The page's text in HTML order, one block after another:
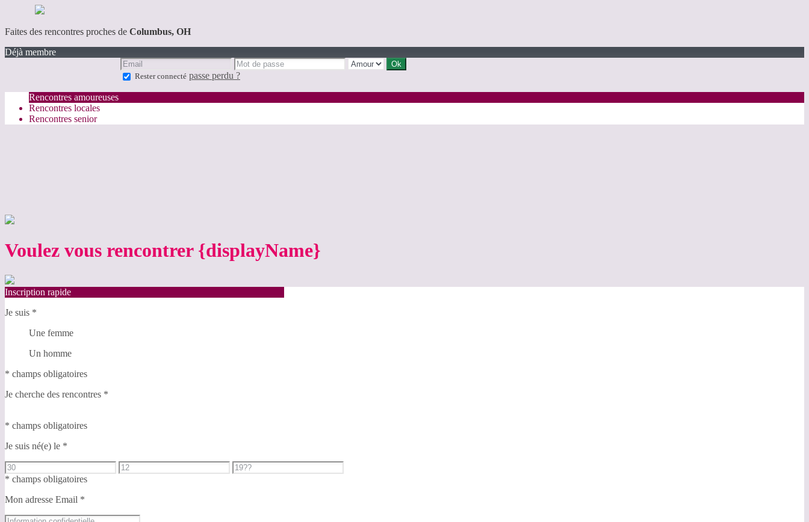
Faites des rencontres proches de Columbus, OH
Déjà membre
Rester connecté passe perdu ?
Rencontres amoureuses
Rencontres locales
Rencontres senior
Voulez vous rencontrer {displayName}
Inscription rapide
Je suis *
Une femme
Un homme
* champs obligatoires
Je cherche des rencontres *
* champs obligatoires
Je suis né(e) le *
* champs obligatoires
Mon adresse Email *